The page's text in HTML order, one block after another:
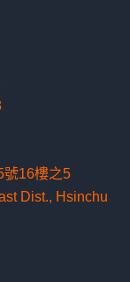
號16樓之5
Dist., Hsinchu